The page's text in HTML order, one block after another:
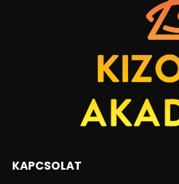
KAPCSOLAT